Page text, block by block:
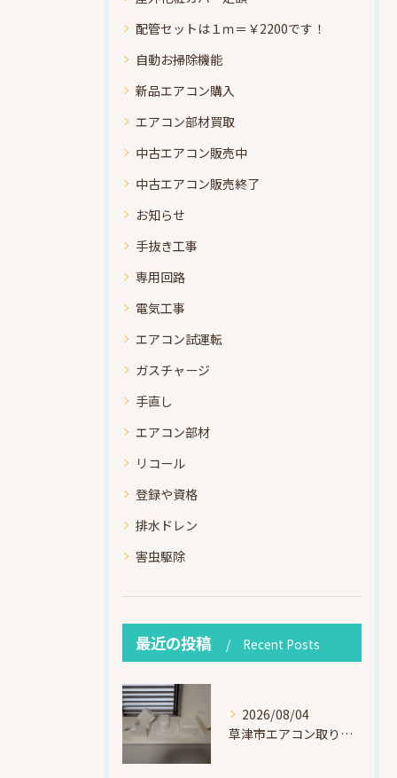
配管セットは１ｍ＝￥2200です！
自動お掃除機能
新品エアコン購入
エアコン部材買取
中古エアコン販売中
中古エアコン販売終了
お知らせ
手抜き工事
専用回路
電気工事
エアコン試運転
ガスチャージ
手直し
エアコン部材
リコール
登録や資格
排水ドレン
害虫駆除
最近の投稿 Recent Posts
2026/08/04
草津市エアコン取り付け｜お客様取り外し済・化粧カバー再利用（ダイキン S225ATES・アウルコート草津）